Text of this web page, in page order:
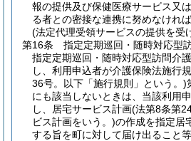
報の提供及び保健医療サービス又
る者との密接な連携に努めなければ
(法定代理受領サービスの提供を受
第16条
指定定期巡回・随時対応型
指定定期巡回・随時対応型訪問介
し、利用申込者が介護保険法施行規
36号。以下「施行規則」という。)
にも該当しないときは、当該利用
し、居宅サービス計画(法第8条第
ビス計画をいう。)の作成を指定居
する旨を町に対して届け出ること